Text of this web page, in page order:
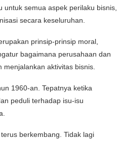
untuk semua aspek perilaku bisnis,
secara keseluruhan.
prinsip-prinsip moral,
bagaimana perusahaan dan
aktivitas bisnis.
1960-an. Tepatnya ketika
peduli terhadap isu-isu
berkembang. Tidak lagi